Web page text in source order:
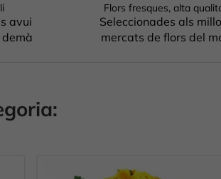
avui
Flors fresques, alta
Seleccionades als
mercats de flors del